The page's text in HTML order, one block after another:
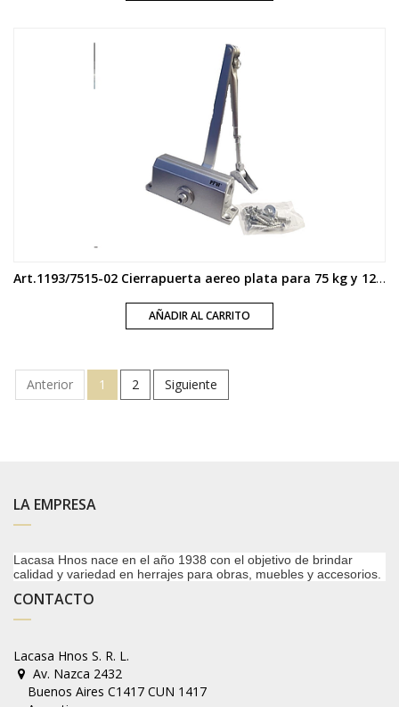
Art.1193/7515-02 Cierrapuerta aereo plata para 75 kg y 1200 mm
AÑADIR AL CARRITO
Anterior 1 2 Siguiente
LA EMPRESA
Lacasa Hnos nace en el año 1938 con el objetivo de brindar
calidad y variedad en herrajes para obras, muebles y accesorios.
CONTACTO
Lacasa Hnos S. R. L.
Av. Nazca 2432
Buenos Aires C1417 CUN 1417